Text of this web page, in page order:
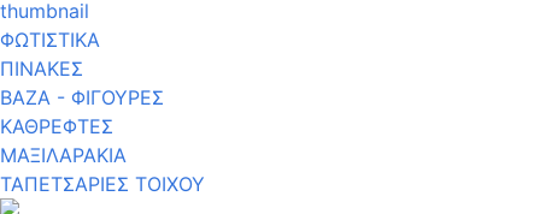
ΦΩΤΙΣΤΙΚΑ
ΠΙΝΑΚΕΣ
ΒΑΖΑ - ΦΙΓΟΥΡΕΣ
ΚΑΘΡΕΦΤΕΣ
ΜΑΞΙΛΑΡΑΚΙΑ
ΤΑΠΕΤΣΑΡΙΕΣ ΤΟΙΧΟΥ